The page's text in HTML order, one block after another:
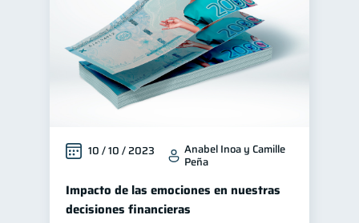
10 / 10 / 2023 Anabel Inoa y Camille
Peña
Impacto de las emociones en nuestras
decisiones financieras